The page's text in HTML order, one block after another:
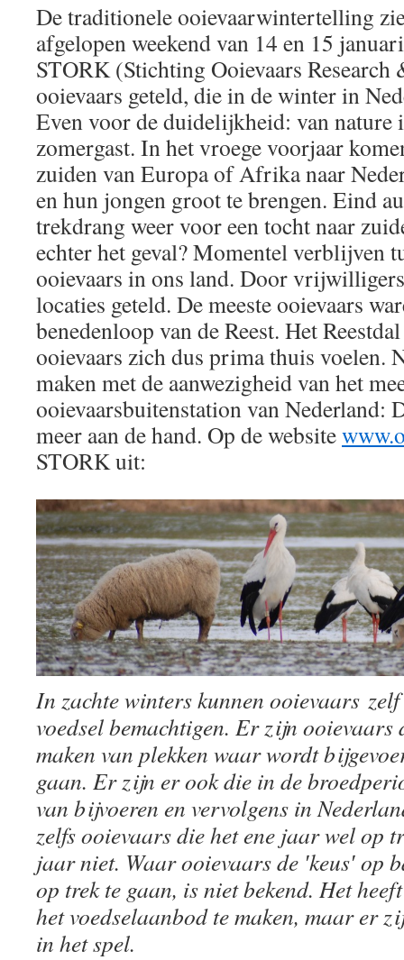
De traditionele ooievaarwintertelling
afgelopen weekend van 14 en 15
STORK (Stichting Ooievaars
ooievaars geteld, die in de winter in
Even voor de duidelijkheid: van nature
zomergast. In het vroege voorjaar
zuiden van Europa of Afrika naar
en hun jongen groot te brengen. Eind
trekdrang weer voor een tocht naar
echter het geval? Momentel verblijven
ooievaars in ons land. Door
locaties geteld. De meeste ooievaars
benedenloop van de Reest. Het
ooievaars zich dus prima thuis voelen.
maken met de aanwezigheid van het
ooievaarsbuitenstation van Nederland:
meer aan de hand. Op de website
STORK uit:
In zachte winters kunnen ooievaars
voedsel bemachtigen. Er zijn
maken van plekken waar wordt
gaan. Er zijn er ook die in de
van bijvoeren en vervolgens in
zelfs ooievaars die het ene jaar wel op
jaar niet. Waar ooievaars de ′keus′ op
op trek te gaan, is niet bekend. Het
het voedselaanbod te maken, maar er
in het spel.